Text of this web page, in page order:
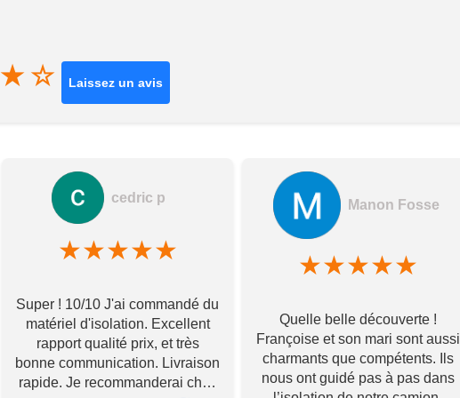
★ ☆ Laissez un avis
cedric p
★★★★★
Super ! 10/10 J'ai commandé du
matériel d'isolation. Excellent
rapport qualité prix, et très
bonne communication. Livraison
rapide. Je recommanderai chez
Manon Fosse
★★★★★
Quelle belle découverte !
Françoise et son mari sont aussi
charmants que compétents. Ils
nous ont guidé pas à pas dans